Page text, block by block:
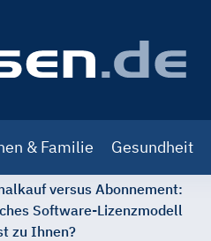
& Familie Gesundheit
versus Abonnement:
Software-Lizenzmodell
zu Ihnen?